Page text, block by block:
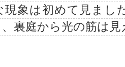
現象は初めて見まし
裏庭から光の筋は